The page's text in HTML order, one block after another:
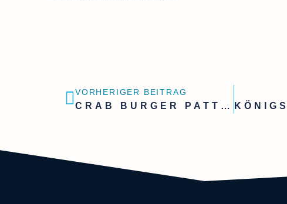
VORHERIGER BEITRAG
CRAB BURGER PATTIES & NUGGETS